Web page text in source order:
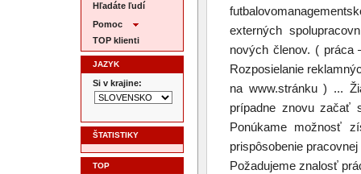
Hľadáte ľudí
Pomoc
TOP klienti
JAZYK
Si v krajine:
ŠTATISTIKY
TOP
externých
nových členov. ( práca
Rozposielanie
na www.stránku ) ...
prípadne znovu začať
Ponúkame možnosť
prispôsobenie
Požadujeme znalosť